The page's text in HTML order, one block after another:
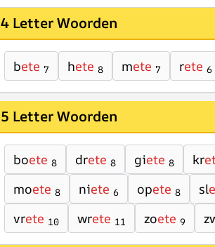
4 Letter Woorden
bete 7 hete 8 mete 7 rete 6
5 Letter Woorden
boete 8 drete 8 giete 8 kr
moete 8 niete 6 opete 8 sl
vrete 10 wrete 11 zoete 9